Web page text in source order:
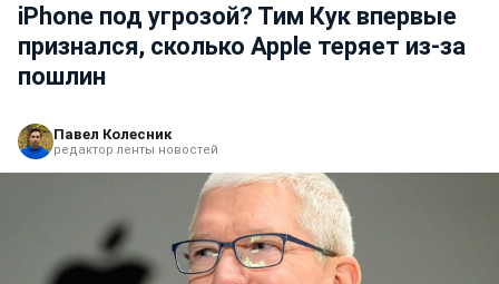
iPhone под угрозой? Тим Кук впервые
признался, сколько Apple теряет из-за
пошлин
Павел Колесник
редактор ленты новостей